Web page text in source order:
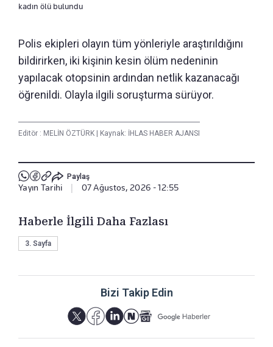
kadın ölü bulundu
Polis ekipleri olayın tüm yönleriyle araştırıldığını
bildirirken, iki kişinin kesin ölüm nedeninin
yapılacak otopsinin ardından netlik kazanacağı
öğrenildi. Olayla ilgili soruşturma sürüyor.
Editör : MELİN ÖZTÜRK | Kaynak: İHLAS HABER AJANSI
Paylaş
Yayın Tarihi 07 Ağustos, 2026 - 12:55
Haberle İlgili Daha Fazlası
3. Sayfa
Bizi Takip Edin